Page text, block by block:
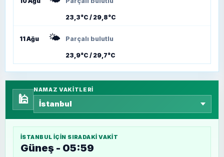
23,3°C / 29,8°C
11 Ağu 🌤️ Parçalı bulutlu
23,9°C / 29,7°C
🕌
NAMAZ VAKITLERI
İSTANBUL IÇIN SIRADAKI VAKIT
Güneş - 05:59